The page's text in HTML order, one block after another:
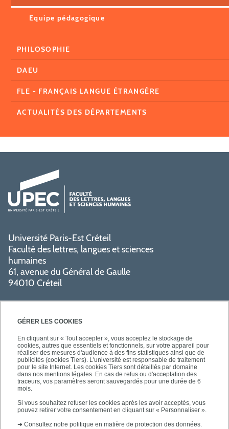
GÉRER LES COOKIES
En cliquant sur « Tout accepter », vous acceptez le stockage de
cookies, autres que essentiels et fonctionnels, sur votre appareil pour
réaliser des mesures d'audience à des fins statistiques ainsi que de
publicités (cookies Tiers). L'université est responsable de traitement
pour le site Internet. Les cookies Tiers sont détaillés par domaine
dans nos mentions légales. En cas de refus ou d'acceptation des
traceurs, vos paramètres seront sauvegardés pour une durée de 6
mois.
Si vous souhaitez refuser les cookies après les avoir acceptés, vous
pouvez retirer votre consentement en cliquant sur « Personnaliser ».
➜ Consultez notre politique en matière de protection des données.
Equipe pédagogique
PHILOSOPHIE
DAEU
FLE - FRANÇAIS LANGUE ÉTRANGÈRE
ACTUALITÉS DES DÉPARTEMENTS
Université Paris-Est Créteil
Faculté des lettres, langues et sciences
humaines
61, avenue du Général de Gaulle
94010 Créteil
PRATIQUE
NOS FORMATIONS